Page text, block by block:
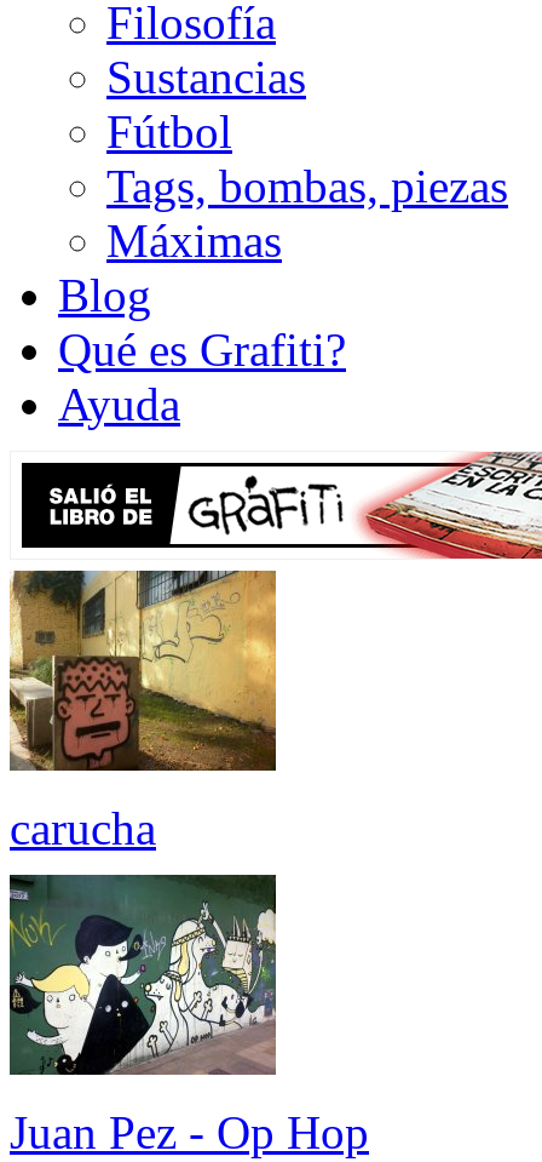
Filosofía
Sustancias
Fútbol
Tags, bombas, piezas
Máximas
Blog
Qué es Grafiti?
Ayuda
carucha
Juan Pez - Op Hop